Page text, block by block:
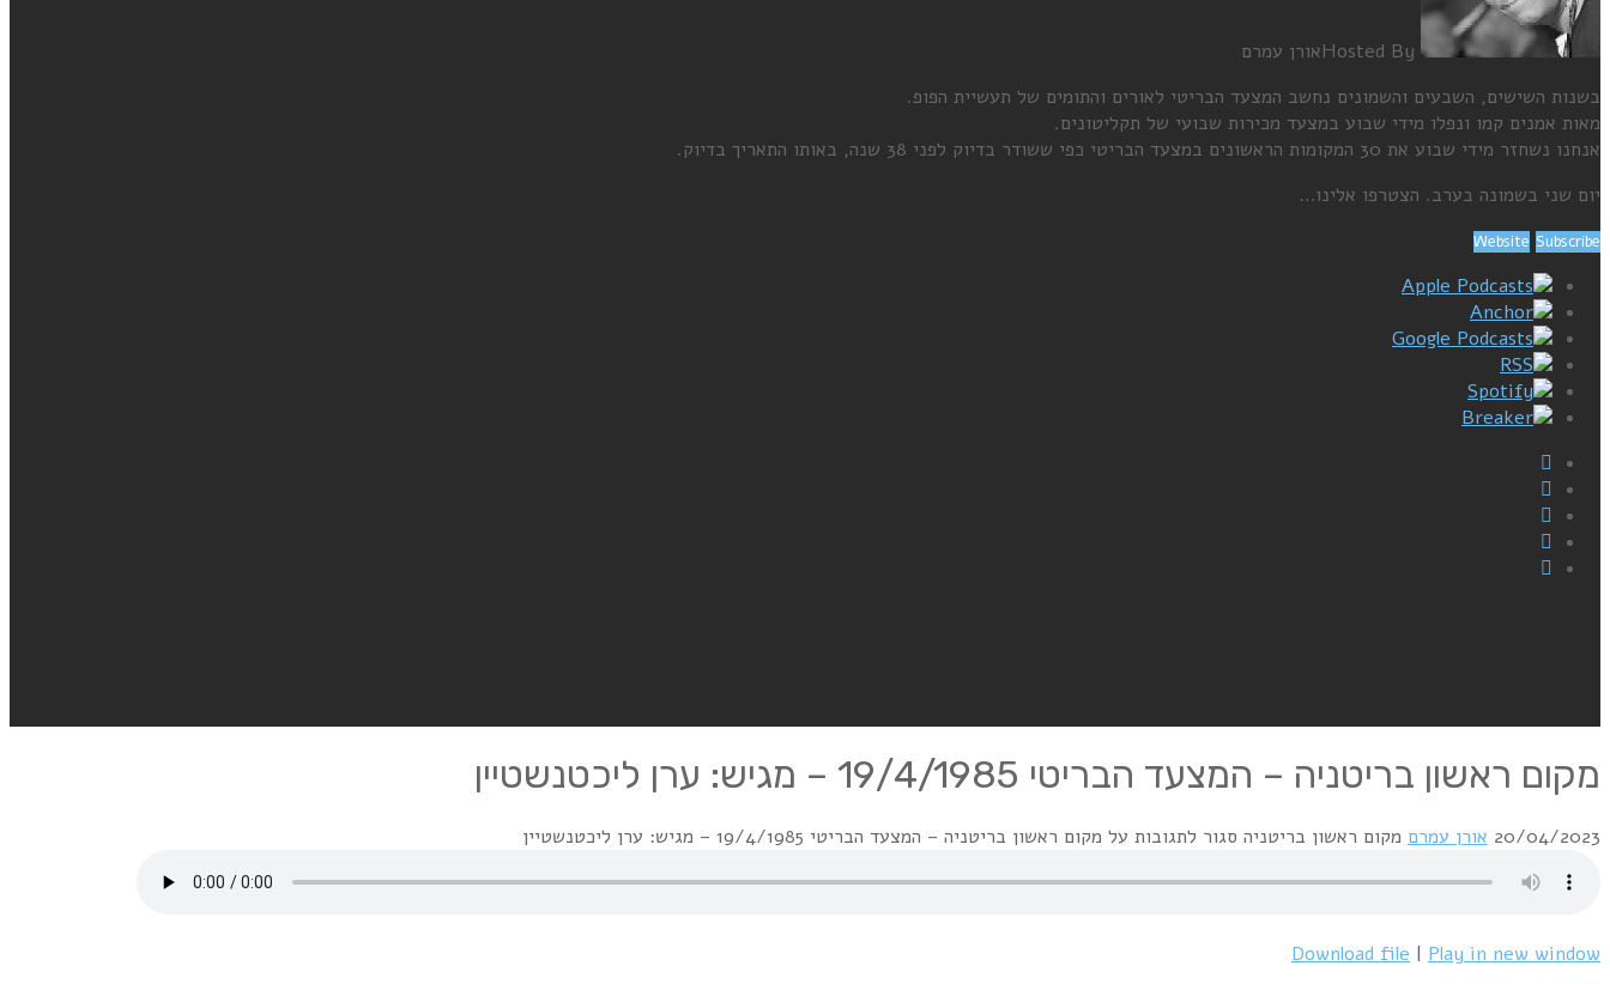
Hosted Byאורן עמרם
בשנות השישים, השבעים והשמונים נחשב המצעד הבריטי לאורים והתומים של תעשיית הפופ.
מאות אמנים קמו ונפלו מידי שבוע במצעד מכירות שבועי של תקליטונים.
אנחנו נשחזר מידי שבוע את 30 המקומות הראשונים במצעד הבריטי כפי ששודר בדיוק לפני 38 שנה, באותו התאריך בדיוק.
יום שני בשמונה בערב. הצטרפו אלינו…
Website Subscribe
Apple Podcasts
Anchor
Google Podcasts
RSS
Spotify
Breaker
מקום ראשון בריטניה – המצעד הבריטי 19/4/1985 – מגיש: ערן ליכטנשטיין
20/04/2023 אורן עמרם מקום ראשון בריטניה סגור לתגובות על מקום ראשון בריטניה – המצעד הבריטי 19/4/1985 – מגיש: ערן ליכטנשטיין
Download file | Play in new window